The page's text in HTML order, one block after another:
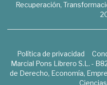
Recuperación,
Política de privacidad
Marcial Pons Librero S.L. -
de Derecho, Economía,